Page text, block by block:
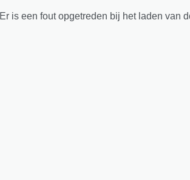
Er is een fout opgetreden bij het laden van